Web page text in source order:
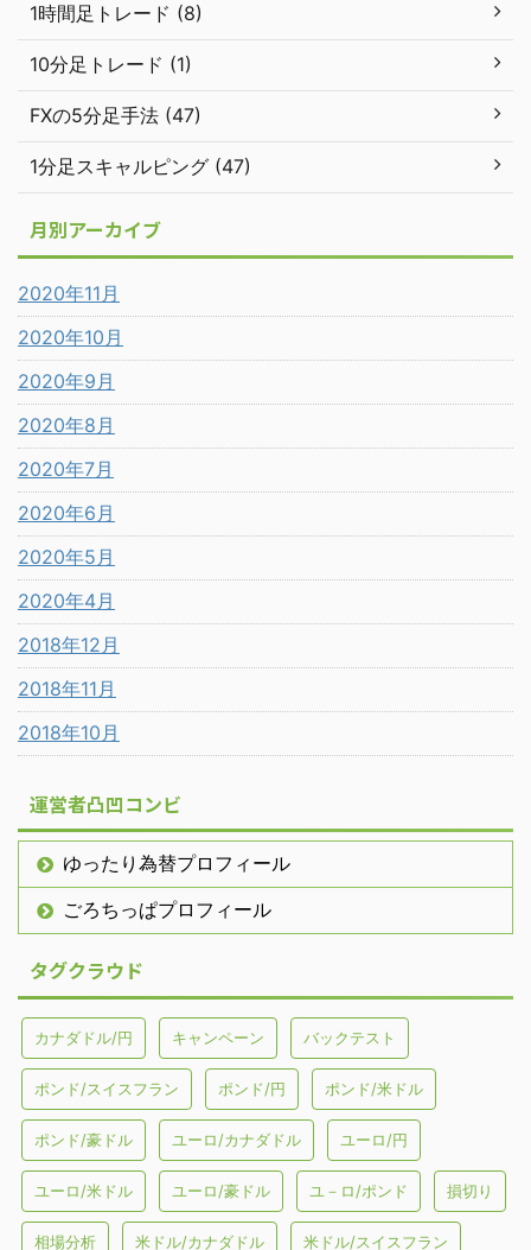
1時間足トレード (8)
10分足トレード (1)
FXの5分足手法 (47)
1分足スキャルピング (47)
月別アーカイブ
2020年11月
2020年10月
2020年9月
2020年8月
2020年7月
2020年6月
2020年5月
2020年4月
2018年12月
2018年11月
2018年10月
運営者凸凹コンビ
ゆったり為替プロフィール
ごろちっぱプロフィール
タグクラウド
カナダドル/円 キャンペーン バックテスト
ポンド/スイスフラン ポンド/円 ポンド/米ドル
ポンド/豪ドル ユーロ/カナダドル ユーロ/円
ユーロ/米ドル ユーロ/豪ドル ユ－ロ/ポンド 損切り
相場分析 米ドル/カナダドル 米ドル/スイスフラン